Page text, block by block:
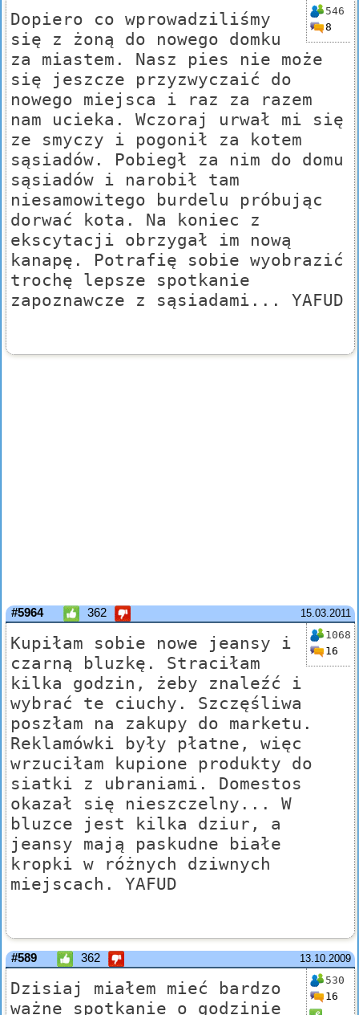
546
8
Dopiero co wprowadziliśmy
się z żoną do nowego domku
za miastem. Nasz pies nie może
się jeszcze przyzwyczaić do
nowego miejsca i raz za razem
nam ucieka. Wczoraj urwał mi się
ze smyczy i pogonił za kotem
sąsiadów. Pobiegł za nim do domu
sąsiadów i narobił tam
niesamowitego burdelu próbując
dorwać kota. Na koniec z
ekscytacji obrzygał im nową
kanapę. Potrafię sobie wyobrazić
trochę lepsze spotkanie
zapoznawcze z sąsiadami... YAFUD
15.03.2011
#5964 362
1068
16
Kupiłam sobie nowe jeansy i
czarną bluzkę. Straciłam
kilka godzin, żeby znaleźć i
wybrać te ciuchy. Szczęśliwa
poszłam na zakupy do marketu.
Reklamówki były płatne, więc
wrzuciłam kupione produkty do
siatki z ubraniami. Domestos
okazał się nieszczelny... W
bluzce jest kilka dziur, a
jeansy mają paskudne białe
kropki w różnych dziwnych
miejscach. YAFUD
13.10.2009
#589 362
530
16
Dzisiaj miałem mieć bardzo
ważne spotkanie o godzinie